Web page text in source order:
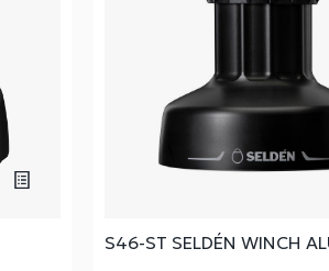
S46-ST SELDÉN WINCH